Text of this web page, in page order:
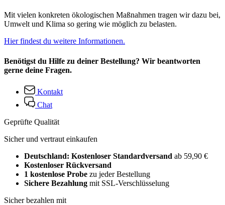
Mit vielen konkreten ökologischen Maßnahmen tragen wir dazu bei,
Umwelt und Klima so gering wie möglich zu belasten.
Hier findest du weitere Informationen.
Benötigst du Hilfe zu deiner Bestellung? Wir beantworten
gerne deine Fragen.
Kontakt
Chat
Geprüfte Qualität
Sicher und vertraut einkaufen
Deutschland: Kostenloser Standardversand ab 59,90 €
Kostenloser Rückversand
1 kostenlose Probe zu jeder Bestellung
Sichere Bezahlung mit SSL-Verschlüsselung
Sicher bezahlen mit